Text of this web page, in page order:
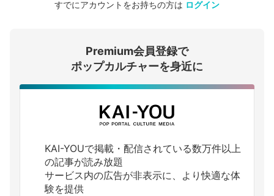
会員登録する
ログインする
すでにアカウントをお持ちの方は ログイン
Premium会員登録で
ポップカルチャーを身近に
KAI-YOUで掲載・配信されている数万件以上
の記事が読み放題
サービス内の広告が非表示に、より快適な体
験を提供